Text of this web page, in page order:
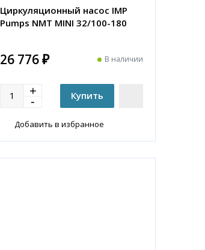
Циркуляционный насос IMP
Pumps NMT MINI 32/100-180
26 776 ₽ В наличии
Добавить в избранное